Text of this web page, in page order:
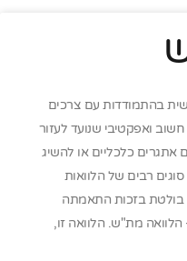
בהתמודדות עם צרכים
חשוב ואפקטיבי שנועד לעזור
כלכליים או להשיג
רבים של הלוואות
בולטת בזכות התאמתה
מת"ש. הלוואה זו,